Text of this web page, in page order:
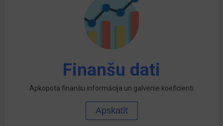
Finanšu dati
Apkopota finanšu informācija un galvenie koeficienti
Apskatīt